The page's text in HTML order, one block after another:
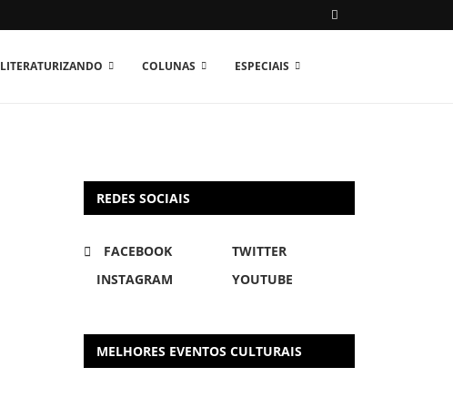
LITERATURIZANDO COLUNAS ESPECIAIS
REDES SOCIAIS
FACEBOOK
TWITTER
INSTAGRAM
YOUTUBE
MELHORES EVENTOS CULTURAIS